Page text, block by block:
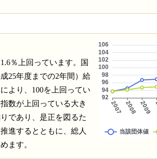
％上回っています。国
25年度までの2年間）給
より、100を上回ってい
数が上回っている大き
であり、是正を図るた
進するとともに、総人
ます。